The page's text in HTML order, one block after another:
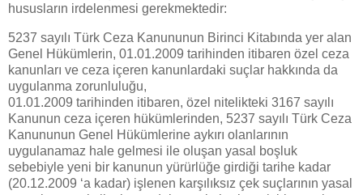
hususların irdelenmesi gerekmektedir:
5237 sayılı Türk Ceza Kanununun Birinci Kitabında yer alan
Genel Hükümlerin, 01.01.2009 tarihinden itibaren özel ceza
kanunları ve ceza içeren kanunlardaki suçlar hakkında da
uygulanma zorunluluğu,
01.01.2009 tarihinden itibaren, özel nitelikteki 3167 sayılı
Kanunun ceza içeren hükümlerinden, 5237 sayılı Türk Ceza
Kanununun Genel Hükümlerine aykırı olanlarının
uygulanamaz hale gelmesi ile oluşan yasal boşluk
sebebiyle yeni bir kanunun yürürlüğe girdiği tarihe kadar
(20.12.2009 ‘a kadar) işlenen karşılıksız çek suçlarının yasal